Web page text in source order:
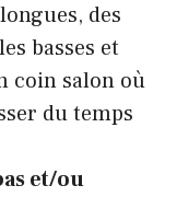
des
basses et
coin salon où
du temps
et/ou